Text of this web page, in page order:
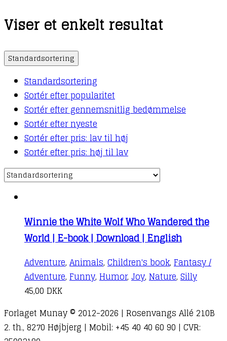
Viser et enkelt resultat
Standardsortering
Standardsortering
Sortér efter popularitet
Sortér efter gennemsnitlig bedømmelse
Sortér efter nyeste
Sortér efter pris: lav til høj
Sortér efter pris: høj til lav
Winnie the White Wolf Who Wandered the
World | E-book | Download | English
Adventure, Animals, Children's book, Fantasy /
Adventure, Funny, Humor, Joy, Nature, Silly
45,00 DKK
Forlaget Munay © 2012-2026 | Rosenvangs Allé 210B
2. th., 8270 Højbjerg | Mobil: +45 40 40 60 90 | CVR: